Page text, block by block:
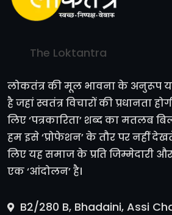
The Loktantra
लोकतंत्र की मूल भावना के अनुरूप
है जहां स्वतंत्र विचारों की प्रधानता
लिए ‘पत्रकारिता’ शब्द का मतलब
हम इसे ‘प्रोफेशन’ के तौर पर नहीं
लिए यह समाज के प्रति जिम्मेदारी
एक ‘आंदोलन’ है।
B2/280 B, Bhadaini, Assi